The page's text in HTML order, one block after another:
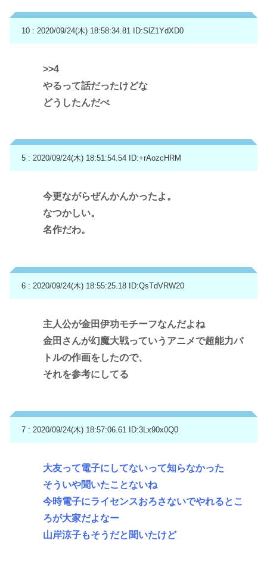
10 : 2020/09/24(木) 18:58:34.81 ID:SlZ1YdXD0
>>4
やるって話だったけどな
どうしたんだべ
5 : 2020/09/24(木) 18:51:54.54 ID:+rAozcHRM
今更ながらぜんかんかったよ。
なつかしい。
名作だわ。
6 : 2020/09/24(木) 18:55:25.18 ID:QsTdVRW20
主人公が金田伊功モチーフなんだよね
金田さんが幻魔大戦っていうアニメで超能力バ
トルの作画をしたので、
それを参考にしてる
7 : 2020/09/24(木) 18:57:06.61 ID:3Lx90x0Q0
大友って電子にしてないって知らなかった
そういや聞いたことないね
今時電子にライセンスおろさないでやれるとこ
ろが大家だよなー
山岸涼子もそうだと聞いたけど